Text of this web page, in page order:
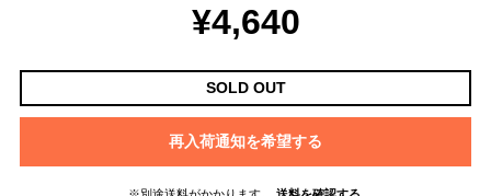
¥4,640
SOLD OUT
再入荷通知を希望する